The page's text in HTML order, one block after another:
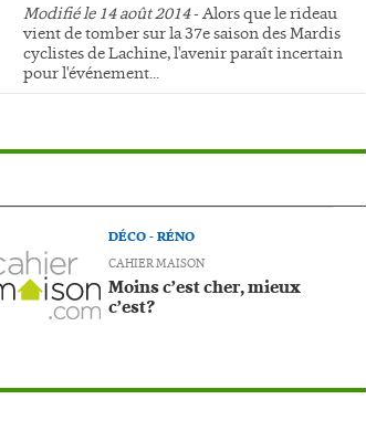
Modifié le 14 août 2014- Alors que le rideau
vient de tomber sur la 37e saison des Mardis
cyclistes de Lachine, l'avenir paraît incertain
pour l'événement...
DÉCO - RÉNO
CAHIER MAISON
Moins c’est cher, mieux
c’est?